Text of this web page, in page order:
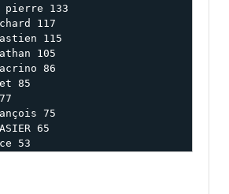
133
117
115
105
86
85
75
65
53